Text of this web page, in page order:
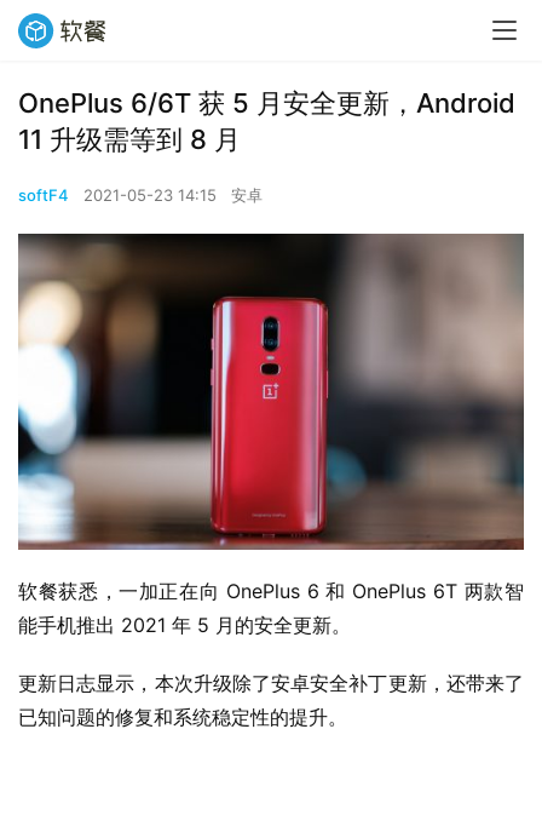
OnePlus 6/6T 获 5 月安全更新，Android
11 升级需等到 8 月
softF4 2021-05-23 14:15 安卓
软餐获悉，一加正在向 OnePlus 6 和 OnePlus 6T 两款智
能手机推出 2021 年 5 月的安全更新。
更新日志显示，本次升级除了安卓安全补丁更新，还带来了
已知问题的修复和系统稳定性的提升。